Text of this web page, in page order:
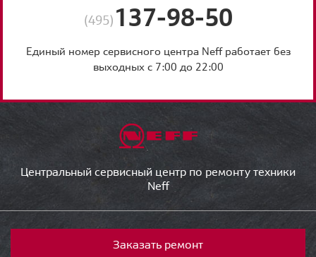
(495) 137-98-50
Единый номер сервисного центра Neff работает без
выходных с 7:00 до 22:00
Центральный сервисный центр по ремонту техники
Neff
Заказать ремонт